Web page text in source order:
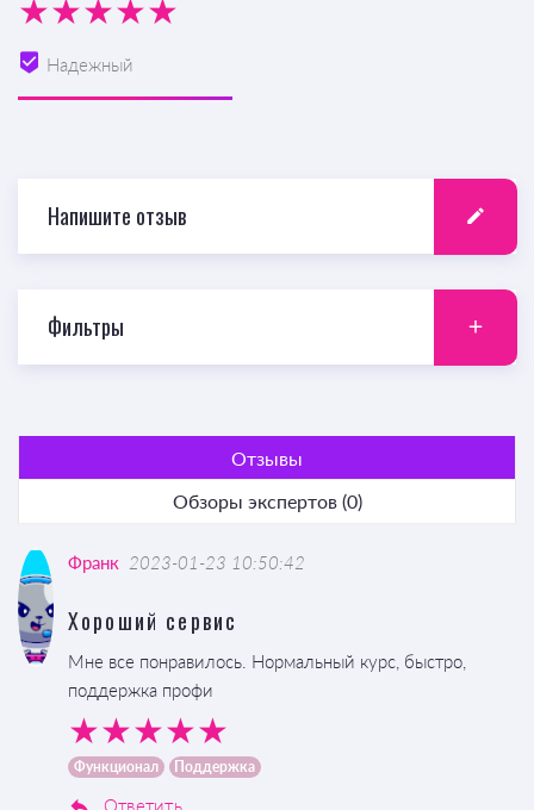
Надежный
Напишите отзыв
Фильтры
Отзывы
Обзоры экспертов (0)
Франк 2023-01-23 10:50:42
Хороший сервис
Мне все понравилось. Нормальный курс, быстро,
поддержка профи
Функционал Поддержка
Ответить